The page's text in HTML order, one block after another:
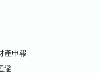
產申報
避